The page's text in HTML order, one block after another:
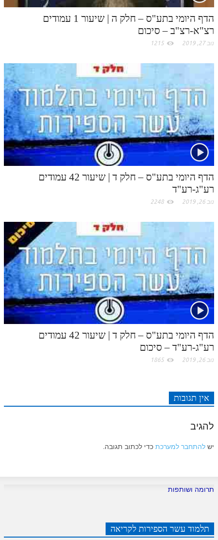
הדף היומי בתע"ס – חלק ה | שיעור 1 עמודים
רצ"א-רצ"ב – סיכום
נוב 27, 2019 1215
הדף היומי בתע"ס – חלק ד | שיעור 42 עמודים
רע"ג-רע"ד
נוב 26, 2019 2248
הדף היומי בתע"ס – חלק ד | שיעור 42 עמודים
רע"ג-רע"ד – סיכום
נוב 26, 2019 1865
אין תגובות
להגיב
יש להתחבר למערכת כדי לכתוב תגובה.
תרומה ושותפות
תלמוד עשר הספירות לקריאה